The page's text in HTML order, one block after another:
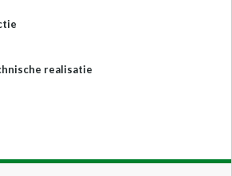
realisatie